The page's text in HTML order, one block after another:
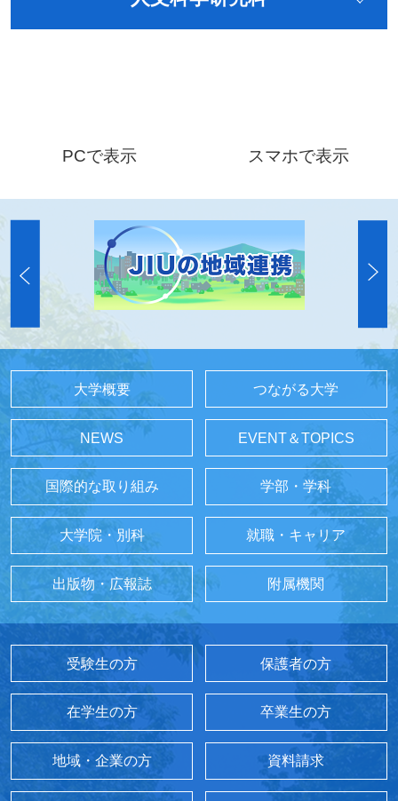
PCで表示 スマホで表示
大学概要 つながる大学
NEWS EVENT＆TOPICS
国際的な取り組み 学部・学科
大学院・別科 就職・キャリア
出版物・広報誌 附属機関
受験生の方 保護者の方
在学生の方 卒業生の方
地域・企業の方 資料請求